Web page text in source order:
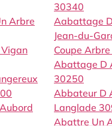
Arbre
30340
Aabattage
Jean-du-
Coupe
Abattage D
30250
Abbateur D
Langlade
Abattre Un